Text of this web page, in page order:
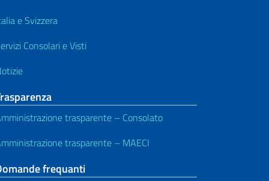
e Svizzera
Consolari e Visti
trasparente – Consolato
trasparente – MAECI
frequanti